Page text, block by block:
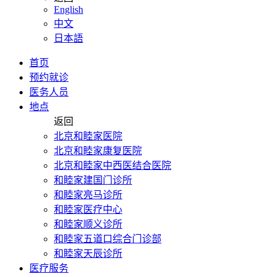
English
中文
日本語
首页
预约就诊
医务人员
地点
返回
北京和睦家医院
北京和睦家康复医院
北京和睦家中西医结合医院
和睦家建国门诊所
和睦家亮马诊所
和睦家医疗中心
和睦家顺义诊所
和睦家五道口综合门诊部
和睦家天辰诊所
医疗服务